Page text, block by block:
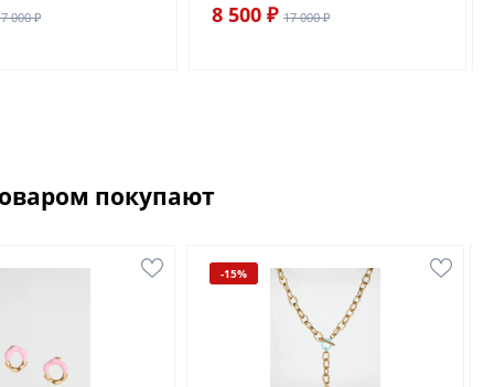
000 ₽ 8 500 ₽ 17 000 ₽
покупают
-15%